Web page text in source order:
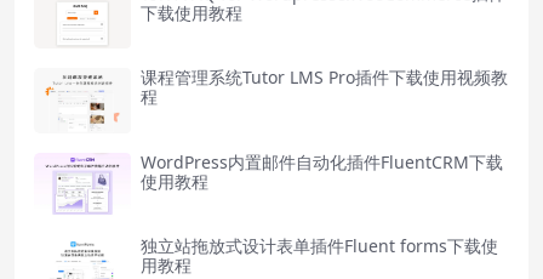
下载使用教程
课程管理系统Tutor LMS Pro插件下载使用视频教
程
WordPress内置邮件自动化插件FluentCRM下载
使用教程
独立站拖放式设计表单插件Fluent forms下载使
用教程